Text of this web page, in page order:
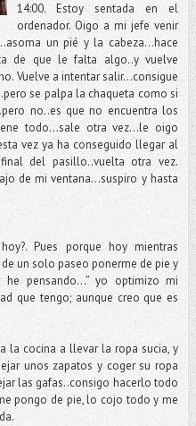
14:00. Estoy sentada en el
ordenador. Oigo a mi jefe venir
un pié y la cabeza…hace
de que le falta algo..y vuelve
Vuelve a intentar salir…consigue
se palpa la chaqueta como si
no..es que no encuentra los
todo…sale otra vez…le oigo
vez ya ha conseguido llegar al
del pasillo..vuelta otra vez.
de mi ventana…suspiro y hasta
Pues porque hoy mientras
un solo paseo ponerme de pie y
he pensando…” yo optimizo mi
que tengo; aunque creo que es
la cocina a llevar la ropa sucia, y
unos zapatos y coger su ropa
las gafas..consigo hacerlo todo
pongo de pie, lo cojo todo y me